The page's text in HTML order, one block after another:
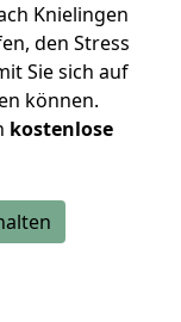
Knielingen
den Stress
Sie sich auf
können.
kostenlose